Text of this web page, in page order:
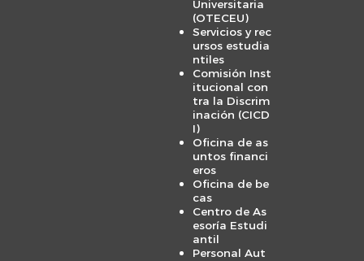
Universitaria
(OTECEU)
Servicios y rec
ursos estudia
ntiles
Comisión Inst
itucional con
tra la Discrim
inación (CICD
I)
Oficina de as
untos financi
eros
Oficina de be
cas
Centro de As
esoría Estudi
antil
Personal Aut